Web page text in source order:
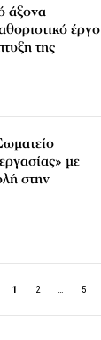
άξονα
έργο
της
με
στην
1 2 5